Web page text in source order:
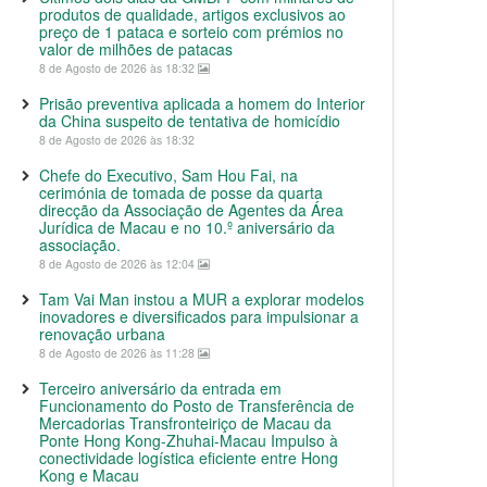
produtos de qualidade, artigos exclusivos ao
preço de 1 pataca e sorteio com prémios no
valor de milhões de patacas
8 de Agosto de 2026 às 18:32
Prisão preventiva aplicada a homem do Interior
da China suspeito de tentativa de homicídio
8 de Agosto de 2026 às 18:32
Chefe do Executivo, Sam Hou Fai, na
cerimónia de tomada de posse da quarta
direcção da Associação de Agentes da Área
Jurídica de Macau e no 10.º aniversário da
associação.
8 de Agosto de 2026 às 12:04
Tam Vai Man instou a MUR a explorar modelos
inovadores e diversificados para impulsionar a
renovação urbana
8 de Agosto de 2026 às 11:28
Terceiro aniversário da entrada em
Funcionamento do Posto de Transferência de
Mercadorias Transfronteiriço de Macau da
Ponte Hong Kong-Zhuhai-Macau Impulso à
conectividade logística eficiente entre Hong
Kong e Macau